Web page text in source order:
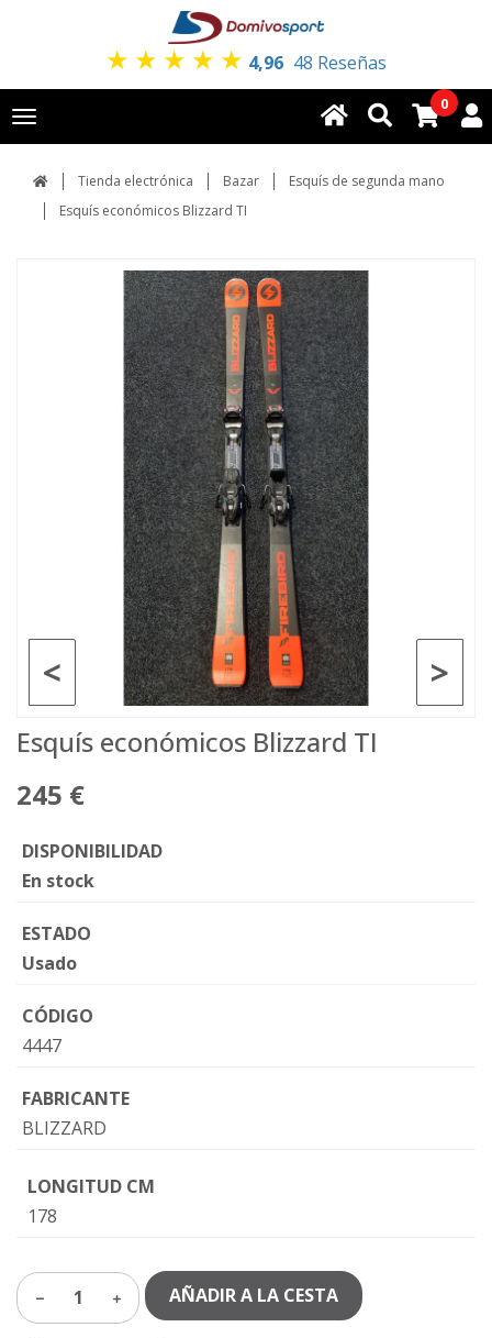
★ ★ ★ ★ ★ 4,96 48 Reseñas
Toggle
navigation
0
Tienda electrónica Bazar
Esquís de segunda mano
Esquís económicos Blizzard TI
>
<
Esquís económicos Blizzard TI
245 €
DISPONIBILIDAD
En stock
ESTADO
Usado
CÓDIGO
4447
FABRICANTE
BLIZZARD
LONGITUD CM
178
1 AÑADIR A LA CESTA